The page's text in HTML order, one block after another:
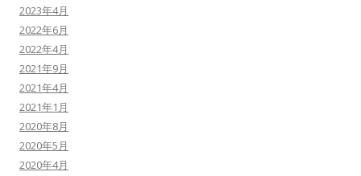
2023年4月
2022年6月
2022年4月
2021年9月
2021年4月
2021年1月
2020年8月
2020年5月
2020年4月